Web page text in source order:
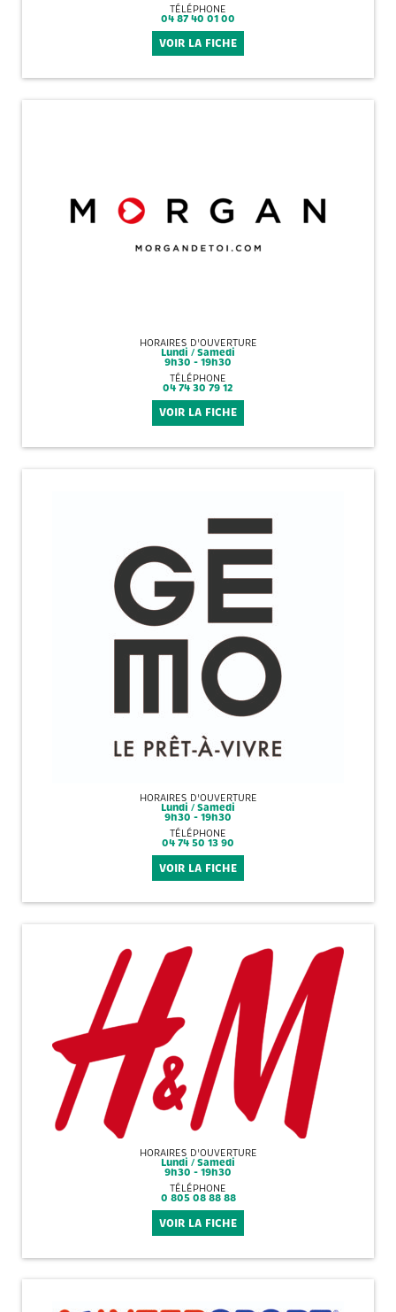
TÉLÉPHONE
04 87 40 01 00
VOIR LA FICHE
HORAIRES D'OUVERTURE
Lundi / Samedi
9h30 - 19h30
TÉLÉPHONE
04 74 30 79 12
VOIR LA FICHE
HORAIRES D'OUVERTURE
Lundi / Samedi
9h30 - 19h30
TÉLÉPHONE
04 74 50 13 90
VOIR LA FICHE
HORAIRES D'OUVERTURE
Lundi / Samedi
9h30 - 19h30
TÉLÉPHONE
0 805 08 88 88
VOIR LA FICHE